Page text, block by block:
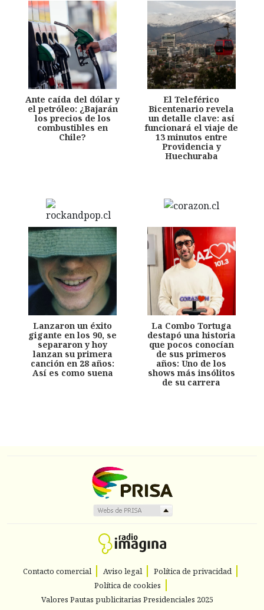
Ante caída del dólar y
el petróleo: ¿Bajarán
los precios de los
combustibles en
Chile?
El Teleférico
Bicentenario revela
un detalle clave: así
funcionará el viaje de
13 minutos entre
Providencia y
Huechuraba
Lanzaron un éxito
gigante en los 90, se
separaron y hoy
lanzan su primera
canción en 28 años:
Así es como suena
La Combo Tortuga
destapó una historia
que pocos conocían
de sus primeros
años: Uno de los
shows más insólitos
de su carrera
Contacto comercial Aviso legal
Política de privacidad
Política de cookies
Valores Pautas publicitarias Presidenciales 2025